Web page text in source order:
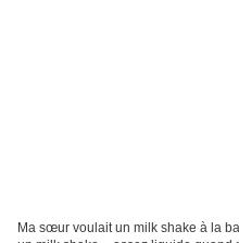
Ma sœur voulait un milk shake à la